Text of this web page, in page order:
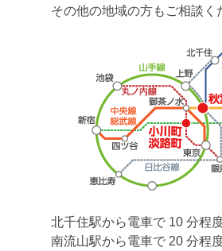
その他の地域の方もご相談く
北千住駅から電車で 10 分程
南流山駅から電車で 20 分程